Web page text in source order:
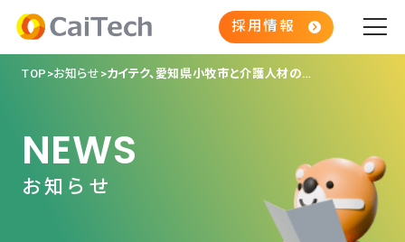
採用情報
TOP お知らせ カイテク、愛知県小牧市と介護人材の確保に関する連携協定を締結
NEWS
お知らせ